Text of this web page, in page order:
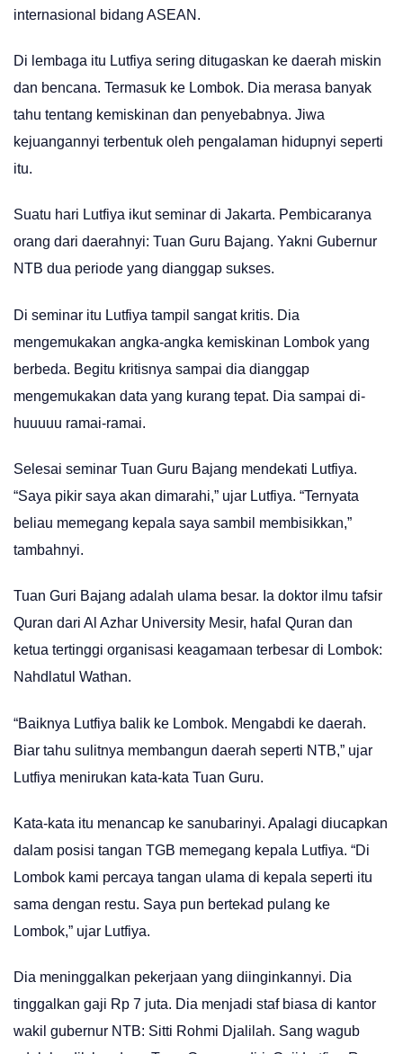
internasional bidang ASEAN.
Di lembaga itu Lutfiya sering ditugaskan ke daerah miskin
dan bencana. Termasuk ke Lombok. Dia merasa banyak
tahu tentang kemiskinan dan penyebabnya. Jiwa
kejuangannyi terbentuk oleh pengalaman hidupnyi seperti
itu.
Suatu hari Lutfiya ikut seminar di Jakarta. Pembicaranya
orang dari daerahnyi: Tuan Guru Bajang. Yakni Gubernur
NTB dua periode yang dianggap sukses.
Di seminar itu Lutfiya tampil sangat kritis. Dia
mengemukakan angka-angka kemiskinan Lombok yang
berbeda. Begitu kritisnya sampai dia dianggap
mengemukakan data yang kurang tepat. Dia sampai di-
huuuuu ramai-ramai.
Selesai seminar Tuan Guru Bajang mendekati Lutfiya.
“Saya pikir saya akan dimarahi,” ujar Lutfiya. “Ternyata
beliau memegang kepala saya sambil membisikkan,”
tambahnyi.
Tuan Guri Bajang adalah ulama besar. Ia doktor ilmu tafsir
Quran dari Al Azhar University Mesir, hafal Quran dan
ketua tertinggi organisasi keagamaan terbesar di Lombok:
Nahdlatul Wathan.
“Baiknya Lutfiya balik ke Lombok. Mengabdi ke daerah.
Biar tahu sulitnya membangun daerah seperti NTB,” ujar
Lutfiya menirukan kata-kata Tuan Guru.
Kata-kata itu menancap ke sanubarinyi. Apalagi diucapkan
dalam posisi tangan TGB memegang kepala Lutfiya. “Di
Lombok kami percaya tangan ulama di kepala seperti itu
sama dengan restu. Saya pun bertekad pulang ke
Lombok,” ujar Lutfiya.
Dia meninggalkan pekerjaan yang diinginkannyi. Dia
tinggalkan gaji Rp 7 juta. Dia menjadi staf biasa di kantor
wakil gubernur NTB: Sitti Rohmi Djalilah. Sang wagub